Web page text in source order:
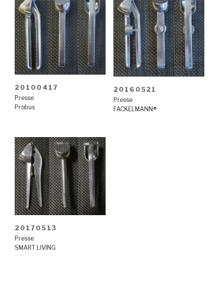
20100417
Presse
Probus
20160521
Presse
FACKELMANN®
20170513
Presse
SMART LIVING